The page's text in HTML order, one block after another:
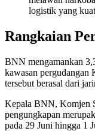
logistik yang
Rangkaian
BNN mengamankan
kawasan pergudangan
tersebut berasal dari
Kepala BNN, Komjen
pengungkapan
pada 29 Juni hingga 1